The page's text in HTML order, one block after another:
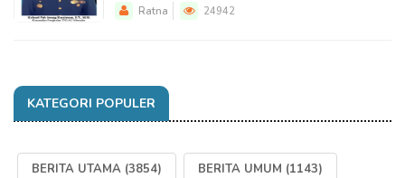
Ratna 24942
KATEGORI POPULER
BERITA UTAMA (3854) BERITA UMUM (1143)